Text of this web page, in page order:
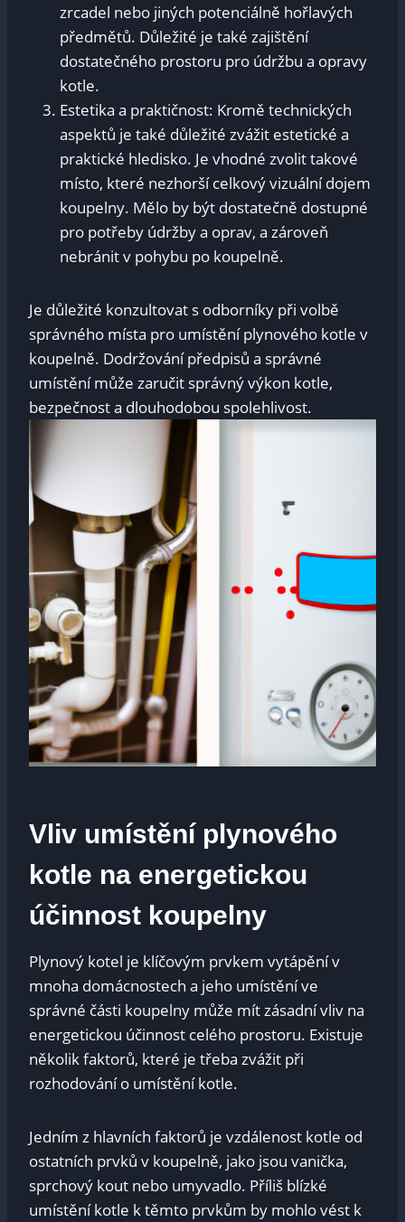
zrcadel nebo jiných potenciálně hořlavých
předmětů. Důležité je také zajištění
dostatečného prostoru pro údržbu a opravy
kotle.
Estetika a praktičnost: Kromě technických
aspektů je také důležité zvážit estetické a
praktické hledisko. Je vhodné zvolit takové
místo, které nezhorší celkový vizuální dojem
koupelny. Mělo by být dostatečně dostupné
pro potřeby údržby a oprav, a zároveň
nebránit v pohybu po koupelně.
Je důležité konzultovat s odborníky při volbě
správného místa pro umístění plynového kotle v
koupelně. Dodržování předpisů a správné
umístění může zaručit správný výkon kotle,
bezpečnost a dlouhodobou spolehlivost.
Vliv umístění plynového
kotle na energetickou
účinnost koupelny
Plynový kotel je klíčovým prvkem vytápění v
mnoha domácnostech a jeho umístění ve
správné části koupelny může mít zásadní vliv na
energetickou účinnost celého prostoru. Existuje
několik faktorů, které je třeba zvážit při
rozhodování o umístění kotle.
Jedním z hlavních faktorů je vzdálenost kotle od
ostatních prvků v koupelně, jako jsou vanička,
sprchový kout nebo umyvadlo. Příliš blízké
umístění kotle k těmto prvkům by mohlo vést k